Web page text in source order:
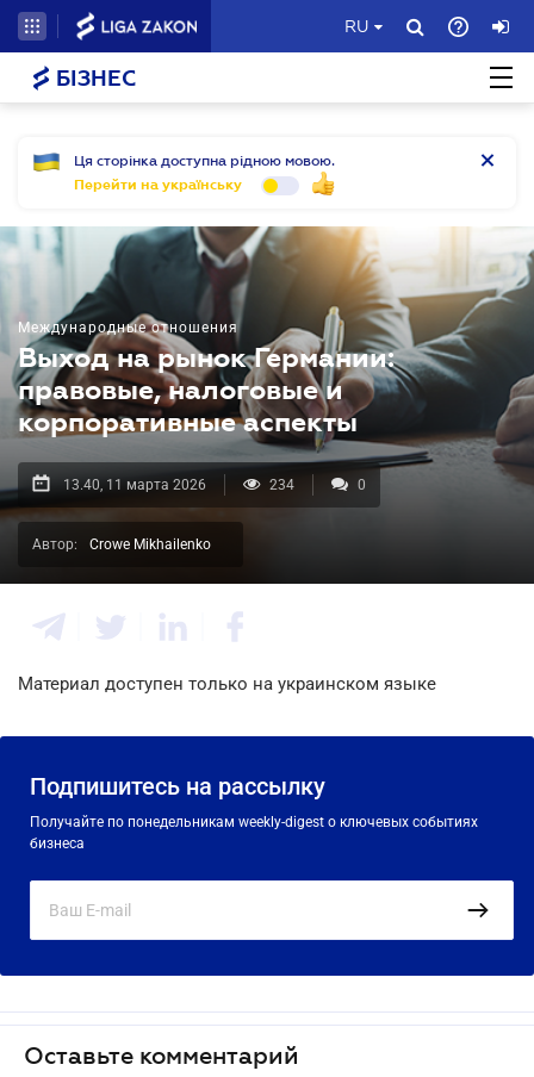
RU
БІЗНЕС
Ця сторінка доступна рідною мовою.
Перейти на українську
Международные отношения
Выход на рынок Германии:
правовые, налоговые и
корпоративные аспекты
13.40, 11 марта 2026 234 0
Автор: Crowe Mikhailenko
Материал доступен только на украинском языке
Подпишитесь на рассылку
Получайте по понедельникам weekly-digest о ключевых событиях
бизнеса
Оставьте комментарий